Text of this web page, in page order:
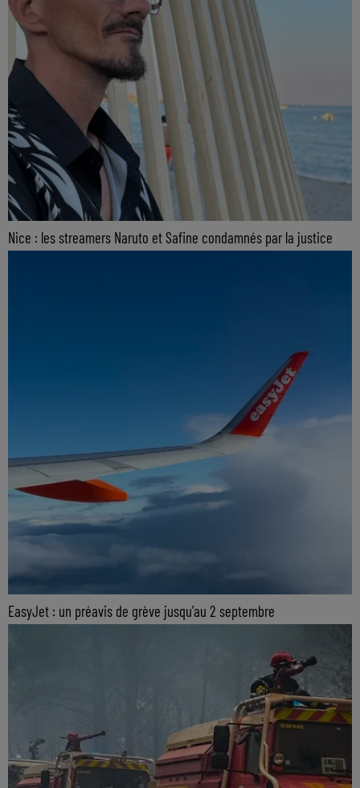
Nice : les streamers Naruto et Safine condamnés par la justice
EasyJet : un préavis de grève jusqu'au 2 septembre